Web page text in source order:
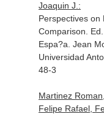
Joaquin J.:
Perspectives on
Comparison.
Espa?a. Jean
Universidad
48-3
Martinez
Felipe Rafael,